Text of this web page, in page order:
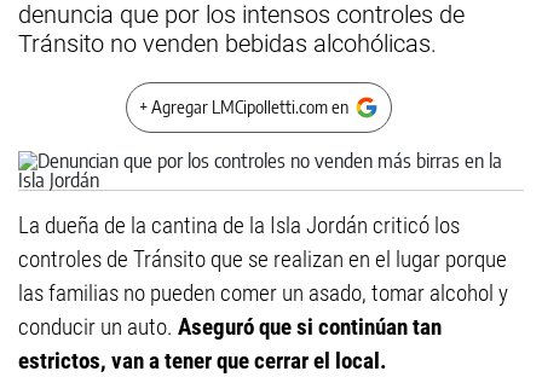
denuncia que por los intensos controles de
Tránsito no venden bebidas alcohólicas.
+ Agregar LMCipolletti.com en
La dueña de la cantina de la Isla Jordán criticó los
controles de Tránsito que se realizan en el lugar porque
las familias no pueden comer un asado, tomar alcohol y
conducir un auto. Aseguró que si continúan tan
estrictos, van a tener que cerrar el local.